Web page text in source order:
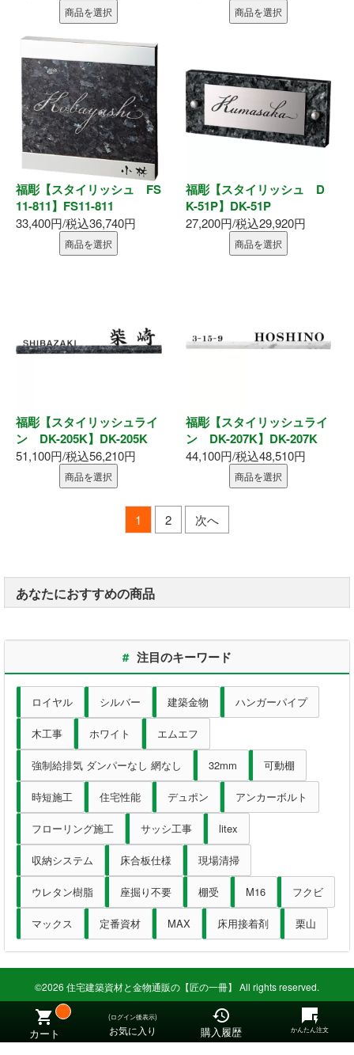
商品を選択 商品を選択
福彫【スタイリッシュ FS
11-811】FS11-811
33,400円/税込36,740円
商品を選択
福彫【スタイリッシュ D
K-51P】DK-51P
27,200円/税込29,920円
商品を選択
福彫【スタイリッシュライ
ン DK-205K】DK-205K
51,100円/税込56,210円
商品を選択
福彫【スタイリッシュライ
ン DK-207K】DK-207K
44,100円/税込48,510円
商品を選択
1 2 次へ
あなたにおすすめの商品
# 注目のキーワード
ロイヤル シルバー 建築金物 ハンガーパイプ
木工事 ホワイト エムエフ
強制給排気 ダンパーなし 網なし 32mm 可動棚
時短施工 住宅性能 デュポン アンカーボルト
フローリング施工 サッシ工事 litex
収納システム 床合板仕様 現場清掃
ウレタン樹脂 座掘り不要 棚受 M16 フクビ
マックス 定番資材 MAX 床用接着剤 栗山
©2026 住宅建築資材と金物通販の【匠の一冊】 All rights reserved.
カート
(ログイン後表示)
お気に入り 購入履歴 かんたん注文